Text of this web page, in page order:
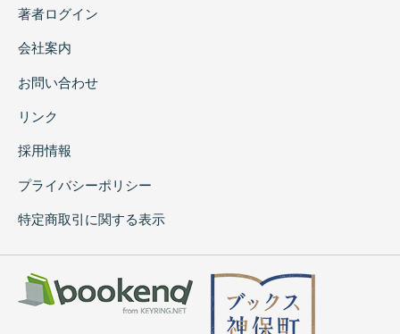
著者ログイン
会社案内
お問い合わせ
リンク
採用情報
プライバシーポリシー
特定商取引に関する表示